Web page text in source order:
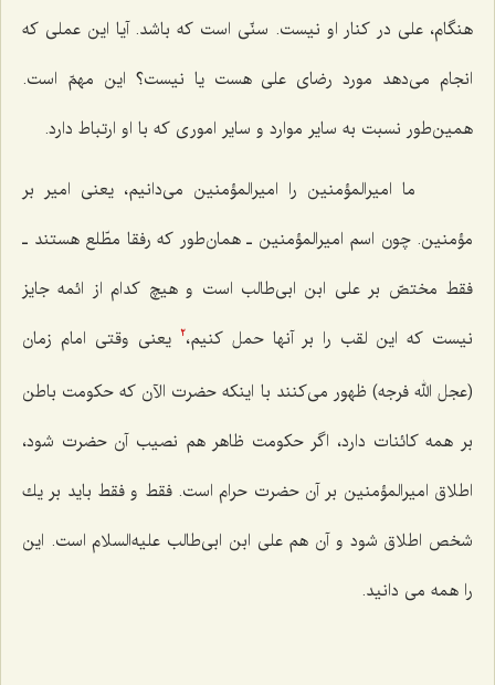
هنگام، علی در كنار او نیست. سنّی است كه باشد. آیا این عملی كه
انجام می‌دهد مورد رضای علی هست یا نیست؟ این مهمّ است.
همین‌طور نسبت به سایر موارد و سایر اموری كه با او ارتباط دارد.
ما امیرالمؤمنین را امیرالمؤمنین می‌دانیم، یعنی امیر بر
مؤمنین. چون اسم امیرالمؤمنین ـ همان‌طور كه رفقا مطّلع هستند ـ
فقط مختصّ بر علی ابن ابی‌طالب است و هیچ كدام از ائمه جایز
نیست كه این لقب را بر آنها حمل كنیم،2
یعنی وقتی امام زمان
(عجل الله فرجه) ظهور می‌كنند با اینكه حضرت الآن كه حكومت باطن
بر همه كائنات دارد، اگر حكومت ظاهر هم نصیب آن حضرت شود،
اطلاق امیرالمؤمنین بر آن حضرت حرام است. فقط و فقط باید بر یك
شخص اطلاق شود و آن هم علی ابن ابی‌طالب علیه‌السلام است. این
را همه می دانید.